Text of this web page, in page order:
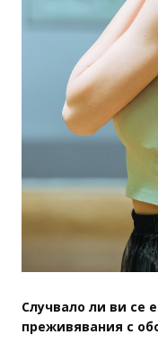
Случвало ли ви се
преживявания с